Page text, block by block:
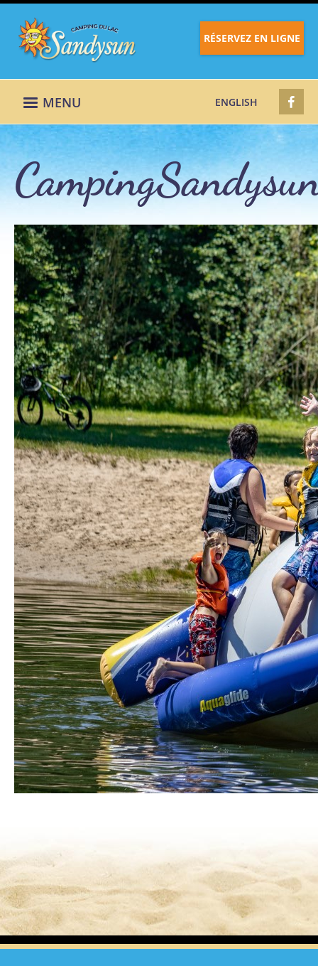
RÉSERVEZ EN LIGNE
MENU ENGLISH